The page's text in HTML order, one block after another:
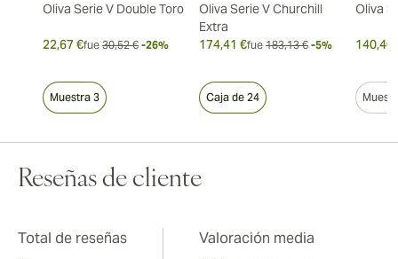
Oliva Serie V Double Toro
22,67 €fue 30,52 € -26%
Muestra 3
Oliva Serie V Churchill
Extra
174,41 €fue 183,13 € -5%
Caja de 24
Oliva
140,40
Reseñas de cliente
Total de reseñas Valoración media